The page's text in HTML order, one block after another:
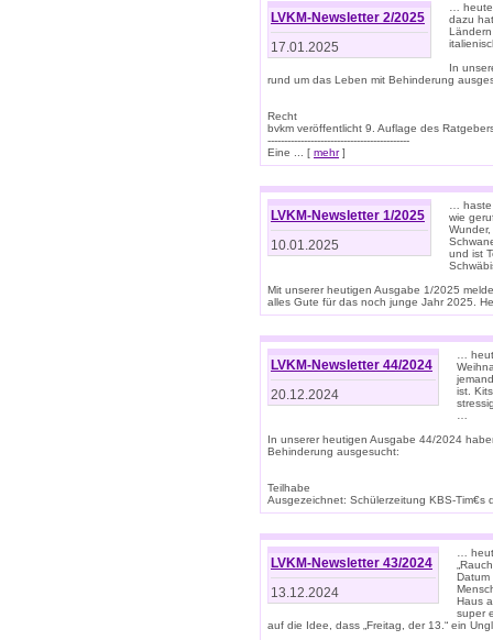
LVKM-Newsletter 2/2025
17.01.2025
…
dazu
In
rund um das Leben mit Behinderung
Recht
bvkm veröffentlicht 9. Auflage des
-------------------------------------------
Eine ... [ mehr]
LVKM-Newsletter 1/2025
10.01.2025
…
wie
und ist
Mit unserer heutigen Ausgabe 1/2025
alles Gute für das noch junge Jahr 2025.
LVKM-Newsletter 44/2024
20.12.2024
…
ist.
In unserer heutigen Ausgabe 44/2024
Behinderung ausgesucht:
Teilhabe
Ausgezeichnet: Schülerzeitung KBS-Tim€s
LVKM-Newsletter 43/2024
13.12.2024
…
Datum
Haus
super
auf die Idee, dass „Freitag, der 13.“ ein